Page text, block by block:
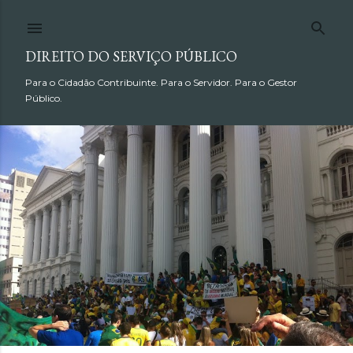
DIREITO DO SERVIÇO PÚBLICO
Para o Cidadão Contribuinte. Para o Servidor. Para o Gestor
Público.